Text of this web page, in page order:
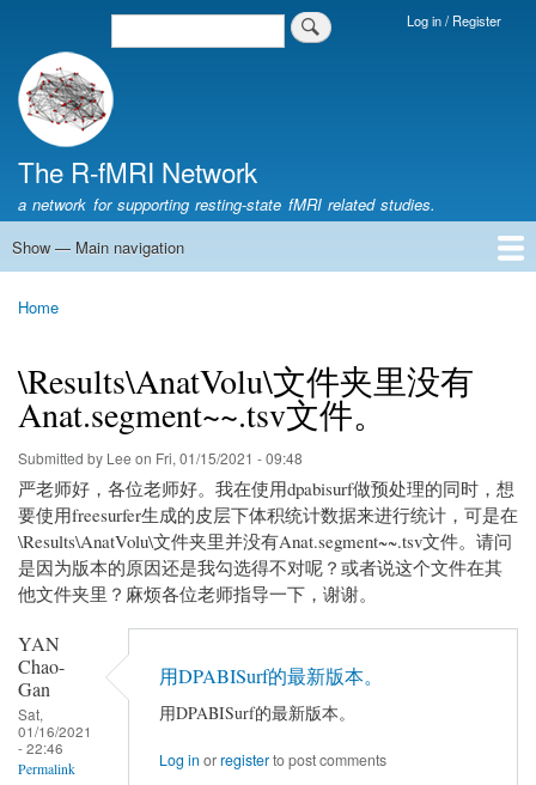
Skip
Login
Log in / Register
Search
The R-fMRI Network
a network for supporting resting-state fMRI related studies.
Main
Show — Main navigation
Home
Networking
Learning
Tools
Data
The R-fMRI Lab
About
Home
\Results\AnatVolu\文件夹里没有
Anat.segment~~.tsv文件。
Submitted by Lee on Fri, 01/15/2021 - 09:48
严老师好，各位老师好。我在使用dpabisurf做预处理的同时，想
要使用freesurfer生成的皮层下体积统计数据来进行统计，可是在
\Results\AnatVolu\文件夹里并没有Anat.segment~~.tsv文件。请问
是因为版本的原因还是我勾选得不对呢？或者说这个文件在其
他文件夹里？麻烦各位老师指导一下，谢谢。
YAN
Chao-
Gan
Sat,
01/16/2021
- 22:46
Permalink
用DPABISurf的最新版本。
用DPABISurf的最新版本。
Log in orregisterto post comments